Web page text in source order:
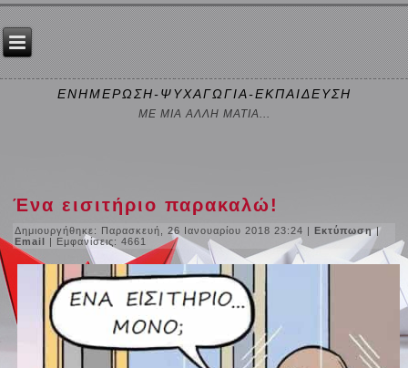
ΕΝΗΜΕΡΩΣΗ-ΨΥΧΑΓΩΓΙΑ-ΕΚΠΑΙΔΕΥΣΗ
ΜΕ ΜΙΑ ΑΛΛΗ ΜΑΤΙΑ...
Ένα εισιτήριο παρακαλώ!
Δημιουργήθηκε: Παρασκευή, 26 Ιανουαρίου 2018 23:24 |Εκτύπωση|
Email | Εμφανίσεις: 4661